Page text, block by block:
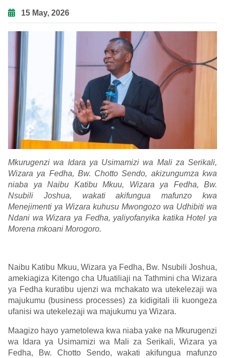
15 May, 2026
Mkurugenzi wa Idara ya Usimamizi wa Mali za Serikali,
Wizara ya Fedha, Bw. Chotto Sendo, akizungumza kwa
niaba ya Naibu Katibu Mkuu, Wizara ya Fedha, Bw.
Nsubili Joshua, wakati akifungua mafunzo kwa
Menejimenti ya Wizara kuhusu Mwongozo wa Udhibiti wa
Ndani wa Wizara ya Fedha, yaliyofanyika katika Hotel ya
Morena mkoani Morogoro.
Naibu Katibu Mkuu, Wizara ya Fedha, Bw. Nsubili Joshua,
amekiagiza Kitengo cha Ufuatiliaji na Tathmini cha Wizara
ya Fedha kuratibu ujenzi wa mchakato wa utekelezaji wa
majukumu (business processes) za kidigitali ili kuongeza
ufanisi wa utekelezaji wa majukumu ya Wizara.
Maagizo hayo yametolewa kwa niaba yake na Mkurugenzi
wa Idara ya Usimamizi wa Mali za Serikali, Wizara ya
Fedha, Bw. Chotto Sendo, wakati akifungua mafunzo